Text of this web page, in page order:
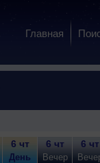
Главная
6 чт
День
6 чт
Вечер
6 чт